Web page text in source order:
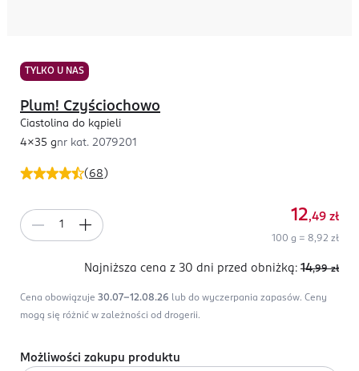
TYLKO U NAS
( 68 )
Plum! Czyściochowo
Ciastolina do kąpieli
4x35 gnr kat. 2079201
12,49 zł
100 g = 8,92 zł
Najniższa cena z 30 dni przed obniżką: 14,99 zł
Cena obowiązuje 30.07-12.08.26 lub do wyczerpania zapasów. Ceny
mogą się różnić w zależności od drogerii.
Możliwości zakupu produktu